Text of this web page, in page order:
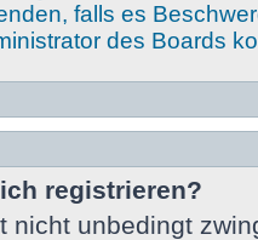
falls es
des Boards
registrieren?
nicht unbedingt